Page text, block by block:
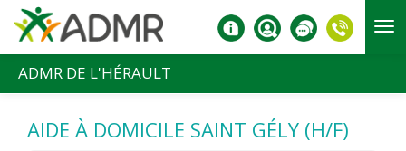
Aller au contenu principal
ADMR DE L'HÉRAULT
AIDE À DOMICILE SAINT GÉLY (H/F)